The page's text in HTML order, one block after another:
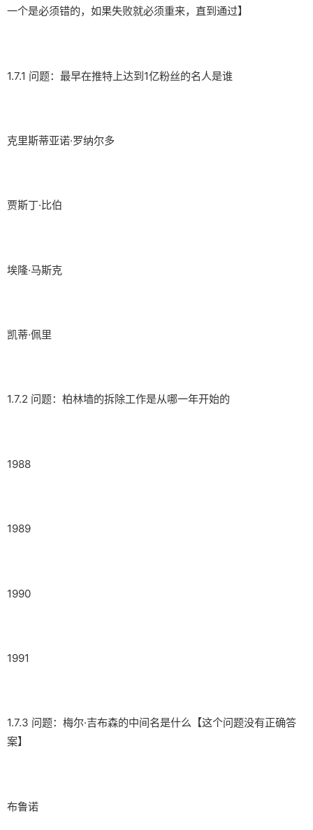
一个是必须错的，如果失败就必须重来，直到通过】
1.7.1 问题：最早在推特上达到1亿粉丝的名人是谁
克里斯蒂亚诺·罗纳尔多
贾斯丁·比伯
埃隆·马斯克
凯蒂·佩里
1.7.2 问题：柏林墙的拆除工作是从哪一年开始的
1988
1989
1990
1991
1.7.3 问题：梅尔·吉布森的中间名是什么【这个问题没有正确答
案】
布鲁诺